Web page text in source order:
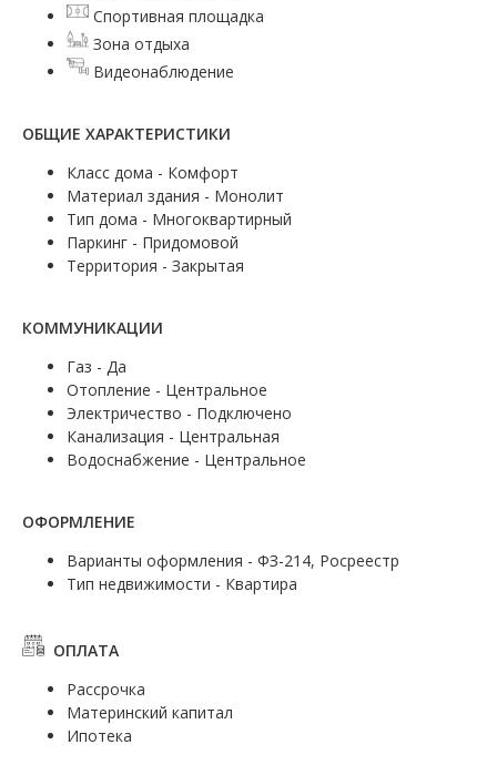
Спортивная площадка
Зона отдыха
Видеонаблюдение
ОБЩИЕ ХАРАКТЕРИСТИКИ
Класс дома - Комфорт
Материал здания - Монолит
Тип дома - Многоквартирный
Паркинг - Придомовой
Территория - Закрытая
КОММУНИКАЦИИ
Газ - Да
Отопление - Центральное
Электричество - Подключено
Канализация - Центральная
Водоснабжение - Центральное
ОФОРМЛЕНИЕ
Варианты оформления - ФЗ-214, Росреестр
Тип недвижимости - Квартира
ОПЛАТА
Рассрочка
Материнский капитал
Ипотека